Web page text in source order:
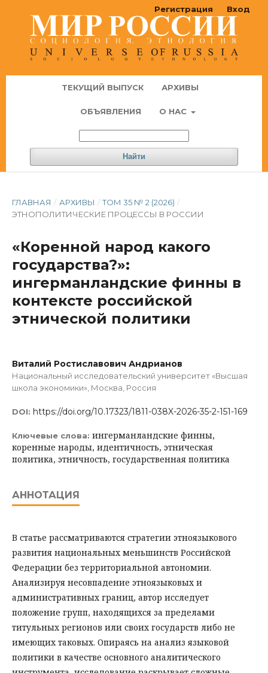
ТЕКУЩИЙ ВЫПУСК АРХИВЫ
ОБЪЯВЛЕНИЯ О НАС
Найти
Регистрация Вход
ГЛАВНАЯ / АРХИВЫ / ТОМ 35 № 2 (2026) /
ЭТНОПОЛИТИЧЕСКИЕ ПРОЦЕССЫ В РОССИИ
«Коренной народ какого
государства?»:
ингерманландские финны в
контексте российской
этнической политики
Виталий Ростиславович Андрианов
Национальный исследовательский университет «Высшая
школа экономики», Москва, Россия
DOI: https://doi.org/10.17323/1811-038X-2026-35-2-151-169
Ключевые слова: ингерманландские финны,
коренные народы, идентичность, этническая
политика, этничность, государственная политика
АННОТАЦИЯ
В статье рассматриваются стратегии этноязыкового
развития национальных меньшинств Российской
Федерации без территориальной автономии.
Анализируя несовпадение этноязыковых и
административных границ, автор исследует
положение групп, находящихся за пределами
титульных регионов или своих государств либо не
имеющих таковых. Опираясь на анализ языковой
политики в качестве основного аналитического